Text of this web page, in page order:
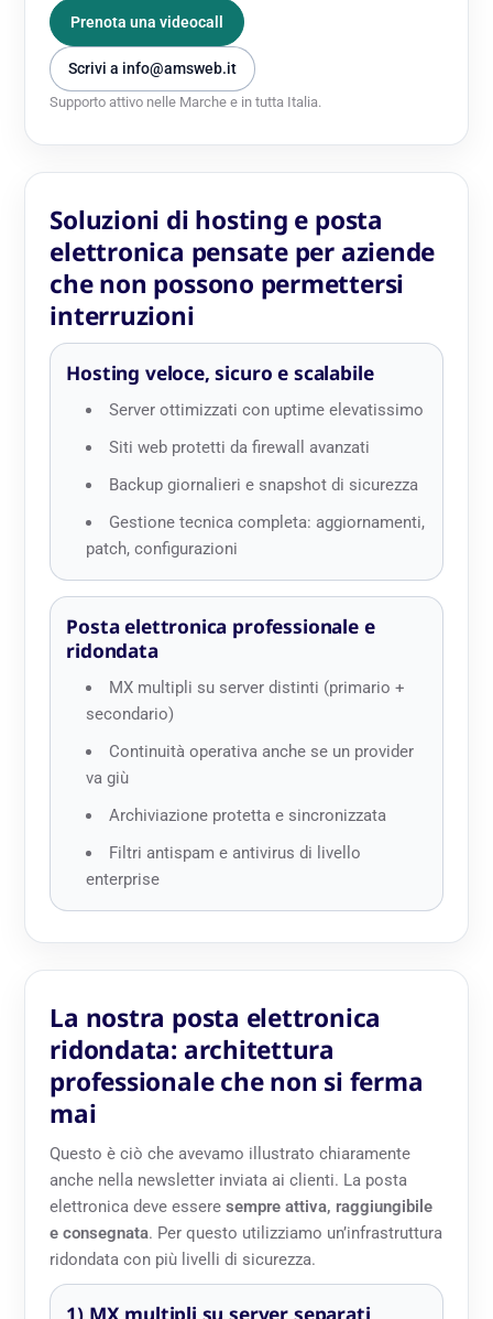
Prenota una videocall
Scrivi a info@amsweb.it
Supporto attivo nelle Marche e in tutta Italia.
Soluzioni di hosting e posta
elettronica pensate per aziende
che non possono permettersi
interruzioni
Hosting veloce, sicuro e scalabile
Server ottimizzati con uptime elevatissimo
Siti web protetti da firewall avanzati
Backup giornalieri e snapshot di sicurezza
Gestione tecnica completa: aggiornamenti,
patch, configurazioni
Posta elettronica professionale e
ridondata
MX multipli su server distinti (primario +
secondario)
Continuità operativa anche se un provider
va giù
Archiviazione protetta e sincronizzata
Filtri antispam e antivirus di livello
enterprise
La nostra posta elettronica
ridondata: architettura
professionale che non si ferma
mai
Questo è ciò che avevamo illustrato chiaramente
anche nella newsletter inviata ai clienti. La posta
elettronica deve esseresempre attiva, raggiungibile
e consegnata. Per questo utilizziamo un’infrastruttura
ridondata con più livelli di sicurezza.